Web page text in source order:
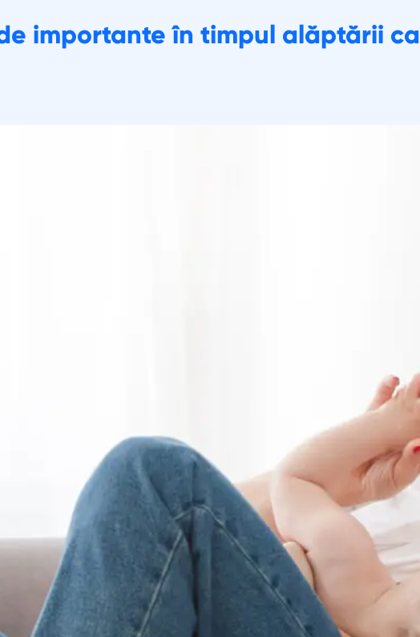
De unde să cumpăr Contactaţi-ne
importante în timpul alăptării ca